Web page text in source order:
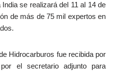
se realizará del 11 al 14 de
de más de 75 mil expertos en
Hidrocarburos fue recibida por
el secretario adjunto para